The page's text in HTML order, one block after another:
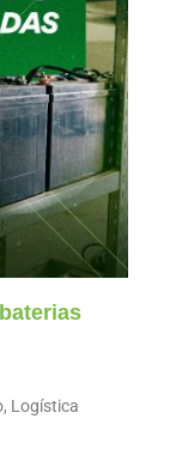
, Logística